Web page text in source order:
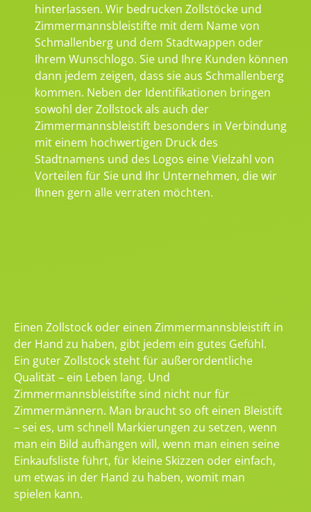
hinterlassen. Wir bedrucken Zollstöcke und
Zimmermannsbleistifte mit dem Name von
Schmallenberg und dem Stadtwappen oder
Ihrem Wunschlogo. Sie und Ihre Kunden können
dann jedem zeigen, dass sie aus Schmallenberg
kommen. Neben der Identifikationen bringen
sowohl der Zollstock als auch der
Zimmermannsbleistift besonders in Verbindung
mit einem hochwertigen Druck des
Stadtnamens und des Logos eine Vielzahl von
Vorteilen für Sie und Ihr Unternehmen, die wir
Ihnen gern alle verraten möchten.
Einen Zollstock oder einen Zimmermannsbleistift in
der Hand zu haben, gibt jedem ein gutes Gefühl.
Ein guter Zollstock steht für außerordentliche
Qualität – ein Leben lang. Und
Zimmermannsbleistifte sind nicht nur für
Zimmermännern. Man braucht so oft einen Bleistift
– sei es, um schnell Markierungen zu setzen, wenn
man ein Bild aufhängen will, wenn man einen seine
Einkaufsliste führt, für kleine Skizzen oder einfach,
um etwas in der Hand zu haben, womit man
spielen kann.